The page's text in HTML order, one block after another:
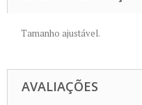
Tamanho ajustável.
AVALIAÇÕES